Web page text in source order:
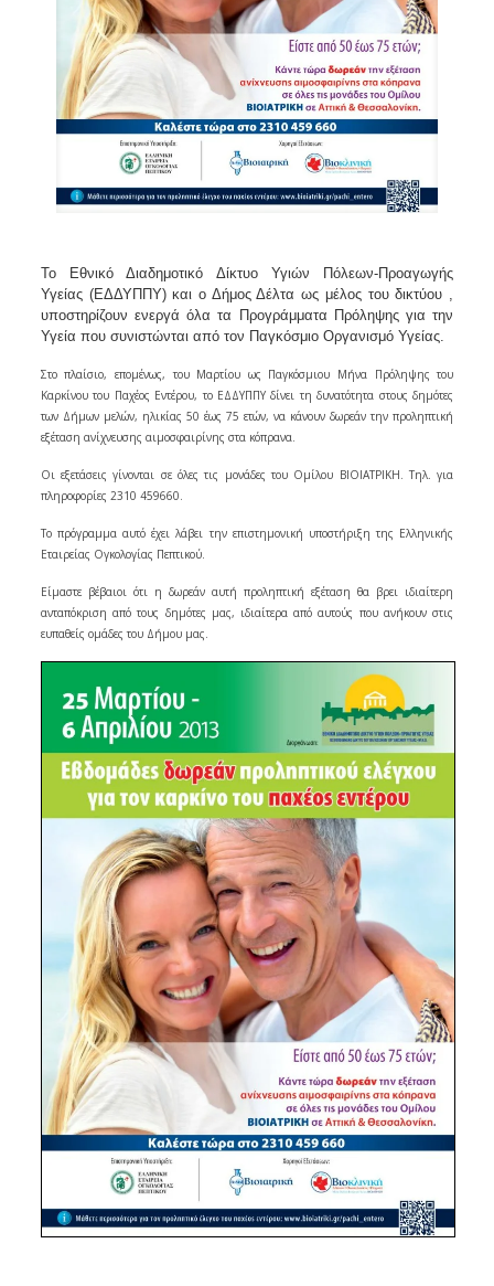
Το Εθνικό Διαδημοτικό Δίκτυο Υγιών Πόλεων-Προαγωγής
Υγείας (ΕΔΔΥΠΠΥ) και ο Δήμος Δέλτα ως μέλος του δικτύου ,
υποστηρίζουν ενεργά όλα τα Προγράμματα Πρόληψης για την
Υγεία που συνιστώνται από τον Παγκόσμιο Οργανισμό Υγείας.
Στο πλαίσιο, επομένως, του Μαρτίου ως Παγκόσμιου Μήνα Πρόληψης του
Καρκίνου του Παχέος Εντέρου, το ΕΔΔΥΠΠΥ δίνει τη δυνατότητα στους δημότες
των Δήμων μελών, ηλικίας 50 έως 75 ετών, να κάνουν δωρεάν την προληπτική
εξέταση ανίχνευσης αιμοσφαιρίνης στα κόπρανα.
Οι εξετάσεις γίνονται σε όλες τις μονάδες του Ομίλου ΒΙΟΙΑΤΡΙΚΗ. Τηλ. για
πληροφορίες 2310 459660.
Το πρόγραμμα αυτό έχει λάβει την επιστημονική υποστήριξη της Ελληνικής
Εταιρείας Ογκολογίας Πεπτικού.
Είμαστε βέβαιοι ότι η δωρεάν αυτή προληπτική εξέταση θα βρει ιδιαίτερη
ανταπόκριση από τους δημότες μας, ιδιαίτερα από αυτούς που ανήκουν στις
ευπαθείς ομάδες του Δήμου μας.